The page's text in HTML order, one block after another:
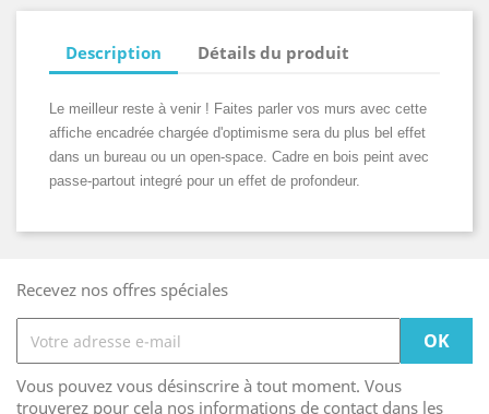
Description Détails du produit
Le meilleur reste à venir ! Faites parler vos murs avec cette
affiche encadrée chargée d'optimisme sera du plus bel effet
dans un bureau ou un open-space. Cadre en bois peint avec
passe-partout integré pour un effet de profondeur.
Recevez nos offres spéciales
Vous pouvez vous désinscrire à tout moment. Vous
trouverez pour cela nos informations de contact dans les